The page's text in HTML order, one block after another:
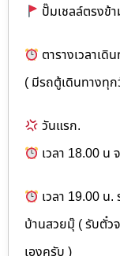
ปั๊มเชลล์ตรงข้
ตารางเวลาเดิ
( มีรถตู้เดินทางทุ
วันแรก.
เวลา 18.00 น
เวลา 19.00 น
บ้านสวยมุ๊ ( รับตั๋ว